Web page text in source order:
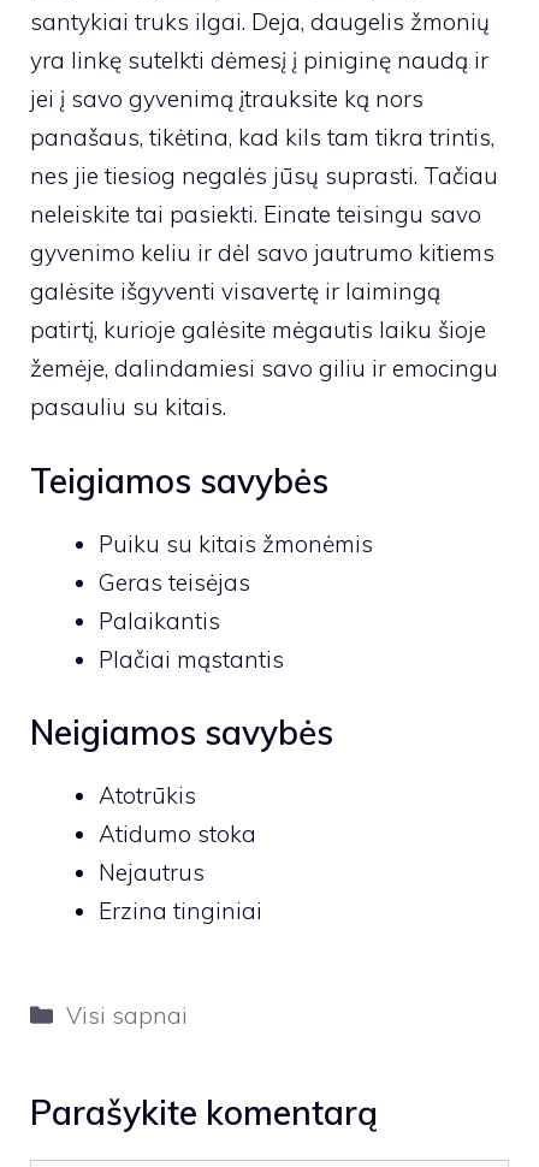
santykiai truks ilgai. Deja, daugelis žmonių
yra linkę sutelkti dėmesį į piniginę naudą ir
jei į savo gyvenimą įtrauksite ką nors
panašaus, tikėtina, kad kils tam tikra trintis,
nes jie tiesiog negalės jūsų suprasti. Tačiau
neleiskite tai pasiekti. Einate teisingu savo
gyvenimo keliu ir dėl savo jautrumo kitiems
galėsite išgyventi visavertę ir laimingą
patirtį, kurioje galėsite mėgautis laiku šioje
žemėje, dalindamiesi savo giliu ir emocingu
pasauliu su kitais.
Teigiamos savybės
Puiku su kitais žmonėmis
Geras teisėjas
Palaikantis
Plačiai mąstantis
Neigiamos savybės
Atotrūkis
Atidumo stoka
Nejautrus
Erzina tinginiai
Kategorijos
Visi sapnai
Parašykite komentarą